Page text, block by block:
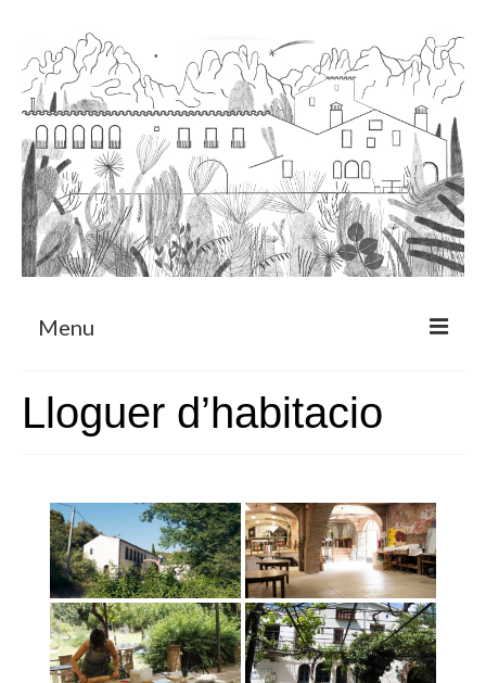
Menu
Programa de Residència
Queda’t amb nosaltres
Arxiu
Contacte
Idioma:
Lloguer d’habitacio